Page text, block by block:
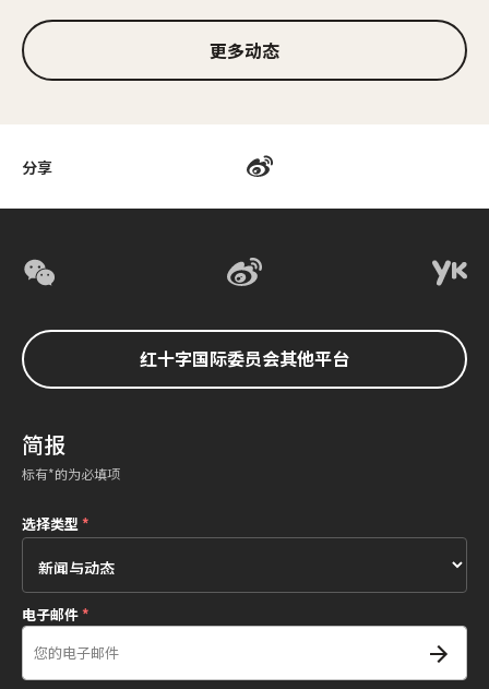
分享
更多动态
红十字国际委员会其他平台
简报
标有*的为必填项
选择类型*
电子邮件*